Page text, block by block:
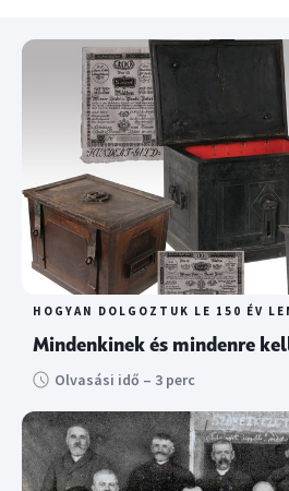
HOGYAN DOLGOZTUK LE 150 ÉV
Mindenkinek és mindenre
Olvasási idő – 3 perc